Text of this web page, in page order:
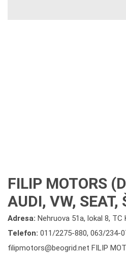
FILIP MOTORS
AUDI, VW, SEAT,
Adresa: Nehruova 51a, lokal 8, TC
Telefon: 011/2275-880, 063/234-
filipmotors@beogrid.net FILIP